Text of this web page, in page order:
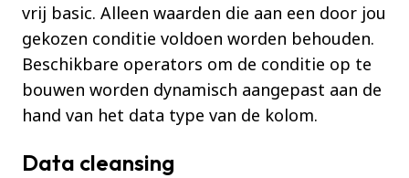
vrij basic. Alleen waarden die aan een door jou
gekozen conditie voldoen worden behouden.
Beschikbare operators om de conditie op te
bouwen worden dynamisch aangepast aan de
hand van het data type van de kolom.
Data cleansing